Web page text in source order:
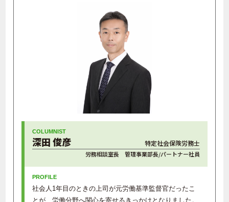
深田 俊彦 特定社会保険労務士
労務相談室長 管理事業部長/パートナー社員
社会人1年目のときの上司が元労働基準監督官だったこ
とが、労働分野へ関心を寄せるきっかけとなりました。